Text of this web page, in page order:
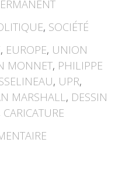
, SOCIÉTÉ
, EUROPE, UNION
MONNET, PHILIPPE
, UPR,
MARSHALL, DESSIN
CARICATURE